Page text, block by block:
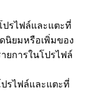
รไฟล์และแตะที่
ยมหรือเพิ่มของ
ยการในโปรไฟล์
รไฟล์และแตะที่